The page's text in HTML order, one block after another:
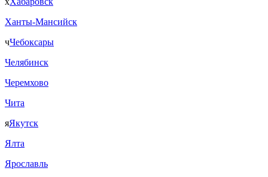
Ханты-Мансийск
чЧебоксары
Челябинск
Черемхово
Чита
яЯкутск
Ялта
Ярославль